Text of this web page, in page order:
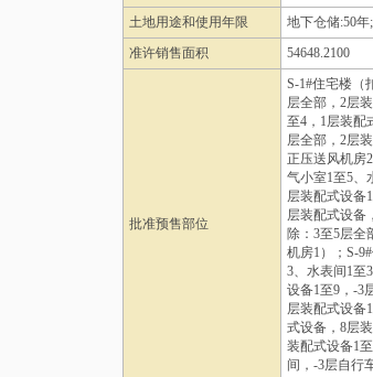
土地用途和使用年限
地下仓储:50年
准许销售面积
54648.2100
批准预售部位
S-1#住宅楼（
层全部，2层
至4，1层装配
层全部，2层
正压送风机房
气小室1至5、
层装配式设备
层装配式设备
除：3至5层全
机房1）；S-
3、水表间1至
设备1至9，-3
层装配式设备
式设备，8层
装配式设备1
间，-3层自行